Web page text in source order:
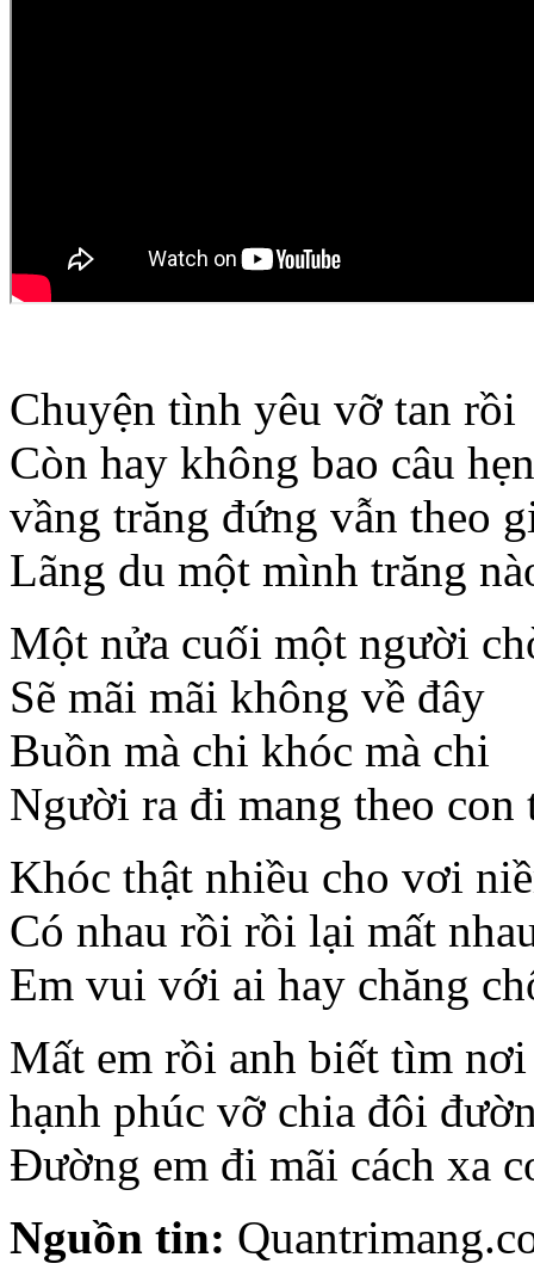
Chuyện tình yêu vỡ tan rồi
Còn hay không bao câu
vầng trăng đứng vẫn theo
Lãng du một mình trăng
Một nửa cuối một người
Sẽ mãi mãi không về đây
Buồn mà chi khóc mà chi
Người ra đi mang theo
Khóc thật nhiều cho vơi
Có nhau rồi rồi lại mất
Em vui với ai hay chăng
Mất em rồi anh biết tìm nơi
hạnh phúc vỡ chia đôi
Đường em đi mãi cách xa
Nguồn tin: